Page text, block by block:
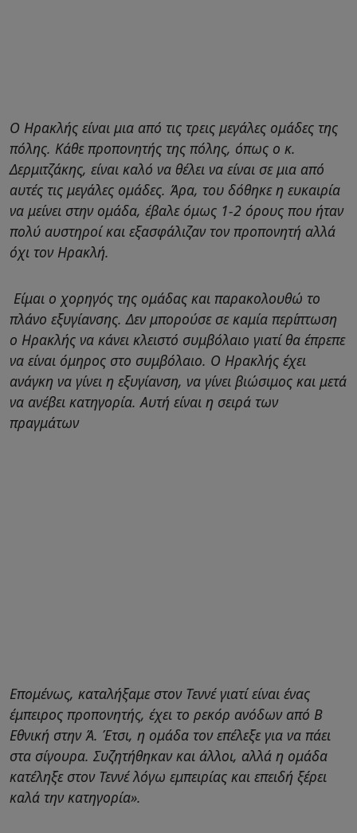
Ο Ηρακλής είναι μια από τις τρεις μεγάλες ομάδες της
πόλης. Κάθε προπονητής της πόλης, όπως ο κ.
Δερμιτζάκης, είναι καλό να θέλει να είναι σε μια από
αυτές τις μεγάλες ομάδες. Άρα, του δόθηκε η ευκαιρία
να μείνει στην ομάδα, έβαλε όμως 1-2 όρους που ήταν
πολύ αυστηροί και εξασφάλιζαν τον προπονητή αλλά
όχι τον Ηρακλή.
Είμαι ο χορηγός της ομάδας και παρακολουθώ το
πλάνο εξυγίανσης. Δεν μπορούσε σε καμία περίπτωση
ο Ηρακλής να κάνει κλειστό συμβόλαιο γιατί θα έπρεπε
να είναι όμηρος στο συμβόλαιο. Ο Ηρακλής έχει
ανάγκη να γίνει η εξυγίανση, να γίνει βιώσιμος και μετά
να ανέβει κατηγορία. Αυτή είναι η σειρά των
πραγμάτων
Επομένως, καταλήξαμε στον Τεννέ γιατί είναι ένας
έμπειρος προπονητής, έχει το ρεκόρ ανόδων από Β
Εθνική στην Ά. Έτσι, η ομάδα τον επέλεξε για να πάει
στα σίγουρα. Συζητήθηκαν και άλλοι, αλλά η ομάδα
κατέληξε στον Τεννέ λόγω εμπειρίας και επειδή ξέρει
καλά την κατηγορία».